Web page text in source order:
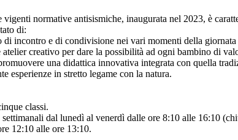
vigenti normative antisismiche, inaugurata nel 2023, è
di:
di incontro e di condivisione nei vari momenti della giornata
creativo per dare la possibilità ad ogni bambino di
una didattica innovativa integrata con quella
esperienze in stretto legame con la natura.
classi.
dal lunedì al venerdì dalle ore 8:10 alle 16:10
12:10 alle ore 13:10.